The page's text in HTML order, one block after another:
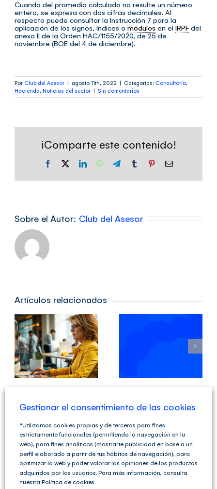
Cuando del promedio calculado no resulte un número
entero, se expresa con dos cifras decimales. Al
respecto puede consultar la Instrucción 7 para la
aplicación de los signos, índices o módulos en el IRPF del
anexo II de la Orden HAC/1155/2020, de 25 de
noviembre (BOE del 4 de diciembre).
Por Club del Asesor | agosto 11th, 2022 | Categorías: Consultoría,
Hacienda, Noticias del sector | Sin comentarios
¡Comparte este contenido!
Facebook LinkedInWhatsApp
TelegramTumblr PinterestCorreo
Sobre el Autor: Club del Asesor
Artículos relacionados
Calendario
Laboral
2024
de Madrid
Deja tu comentario
Comentar
Gestionar el consentimiento de las cookies
“Utilizamos cookies propias y de terceros para fines
estrictamente funcionales (permitiendo la navegación en la
web), para fines analíticos (mostrarte publicidad en base a un
perfil elaborado a partir de tus hábitos de navegación), para
optimizar la web y poder valorar las opiniones de los productos
adquiridos por los usuarios. Para más información, consulta
nuestra Política de cookies.